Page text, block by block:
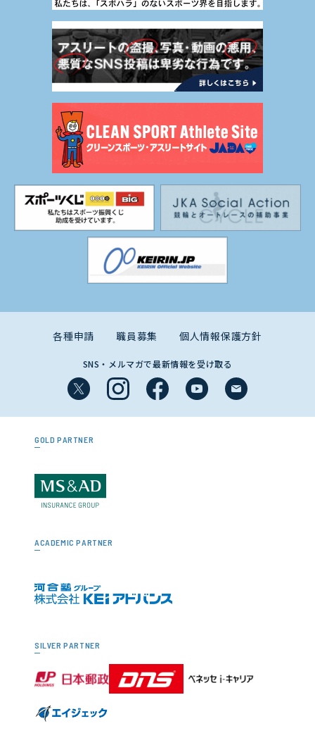
各種申請 職員募集 個人情報保護方針
SNS・メルマガで最新情報を受け取る
GOLD PARTNER
ACADEMIC PARTNER
SILVER PARTNER